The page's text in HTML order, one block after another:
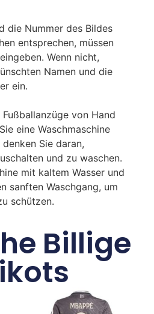
die Nummer des Bildes
entsprechen, müssen
Wenn nicht,
Namen und die
ein.
von Hand
eine Waschmaschine
Sie daran,
und zu waschen.
mit kaltem Wasser und
sanften Waschgang, um
schützen.
Billige